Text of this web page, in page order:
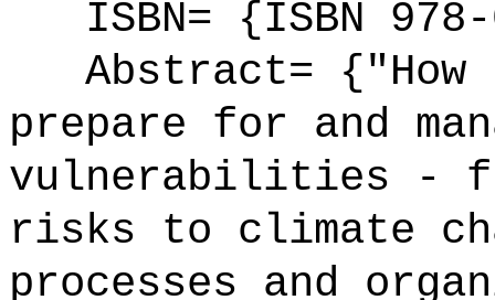
ISBN= {ISBN 978-
Abstract= {"How
prepare for and
vulnerabilities -
risks to climate
processes and